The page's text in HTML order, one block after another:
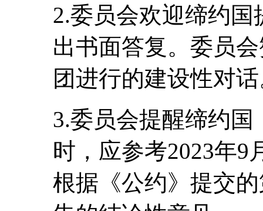
2.委员会欢迎缔约
出书面答复。委员
团进行的建设性对
3.委员会提醒缔约
时，应参考2023年9
根据《公约》提交